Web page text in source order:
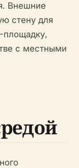
Внешние
стену для
площадку,
с местными